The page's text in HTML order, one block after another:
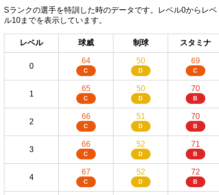
Sランクの選手を特訓した時のデータです。レベル0からレベ
ル10までを表示しています。
レベル 球威 制球 スタミナ
0
64
C
50
D
69
C
1
65
C
50
D
70
B
2
66
C
51
D
70
B
3
66
C
52
D
71
B
4
67
C
52
D
72
B